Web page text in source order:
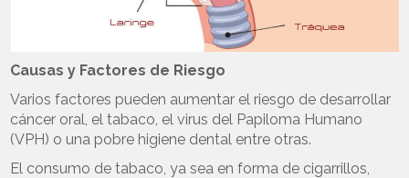
Causas y Factores de Riesgo
Varios factores pueden aumentar el riesgo de desarrollar
cáncer oral, el tabaco, el virus del Papiloma Humano
(VPH) o una pobre higiene dental entre otras.
El consumo de tabaco, ya sea en forma de cigarrillos,